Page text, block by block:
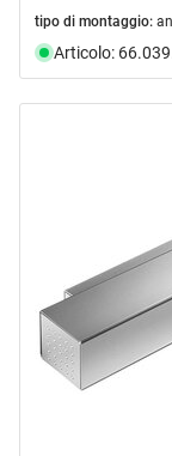
tipo di montaggio:
Articolo: